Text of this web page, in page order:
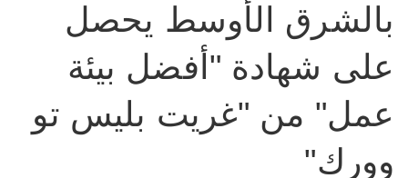
بالشرق الأوسط يحصل
على شهادة "أفضل بيئة
عمل" من "غريت بليس تو
وورك"